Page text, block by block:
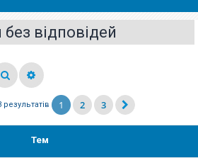
відповідей
1 2 3
Тем